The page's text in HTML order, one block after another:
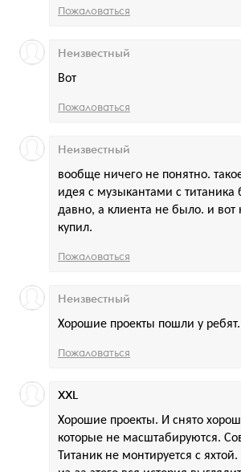
Пожаловаться
Вот
Неизвестный
Пожаловаться
вообще ничего не понятно.
идея с музыкантами с титаника
давно, а клиента не было. и вот
купил.
Неизвестный
Пожаловаться
Хорошие проекты пошли у
Неизвестный
Пожаловаться
Хорошие проекты. И снято
которые не масштабируются.
Титаник не монтируется с
XXL